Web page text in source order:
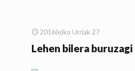
2016(e)ko Urriak 27
Lehen bilera